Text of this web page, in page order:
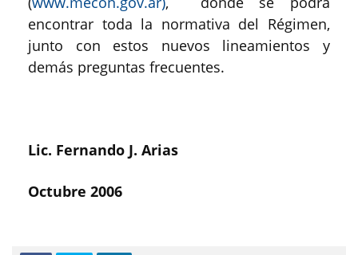
encontrar toda la normativa del Régimen,
junto con estos nuevos lineamientos y
demás preguntas frecuentes.
Lic. Fernando J. Arias
Octubre 2006